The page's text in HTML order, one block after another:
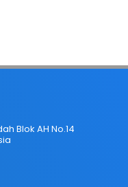
Blok AH No.14